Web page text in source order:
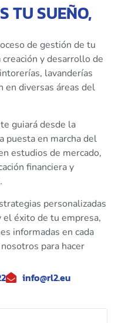
TU SUEÑO,
de gestión de tu
y desarrollo de
lavanderías
en diversas áreas del
guiará desde la
puesta en marcha del
estudios de mercado,
financiera y
personalizadas
el éxito de tu empresa,
informadas en cada
para hacer
info@rl2.eu